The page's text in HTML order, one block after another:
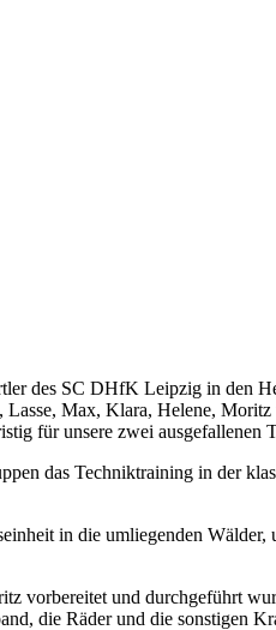
des SC DHfK Leipzig in den
Max, Klara, Helene,
für unsere zwei ausgefallenen
das Techniktraining in der
in die umliegenden
vorbereitet und durchgeführt
die Räder und die sonstigen